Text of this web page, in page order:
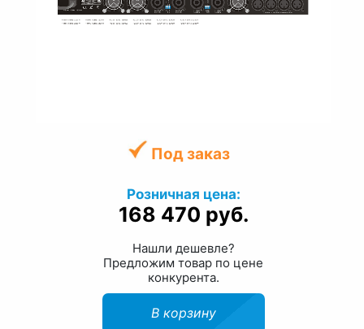
Под заказ
Розничная цена:
168 470 руб.
Нашли дешевле?
Предложим товар по цене
конкурента.
В корзину